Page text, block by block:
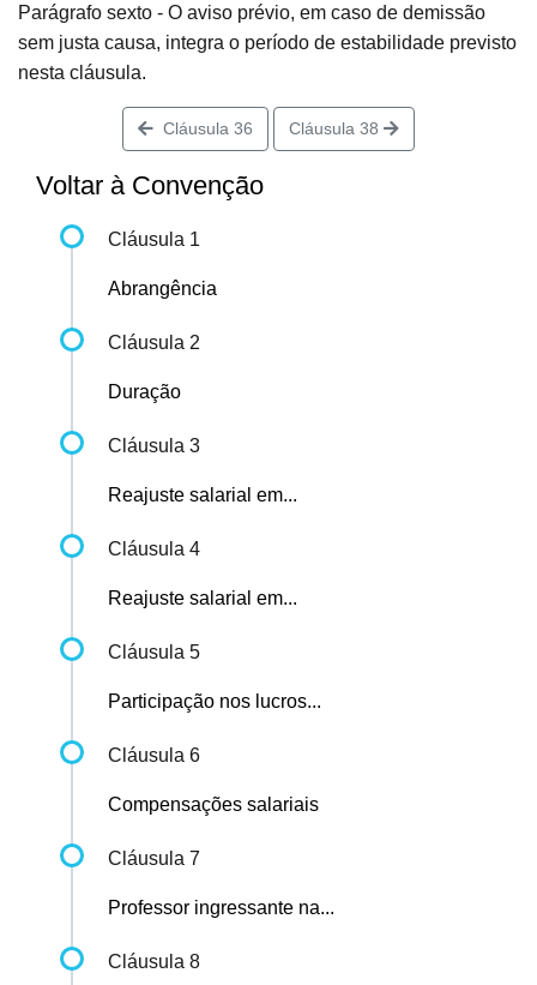
Parágrafo sexto - O aviso prévio, em caso de demissão
sem justa causa, integra o período de estabilidade previsto
nesta cláusula.
Cláusula 36 Cláusula 38
Voltar à Convenção
Cláusula 1
Abrangência
Cláusula 2
Duração
Cláusula 3
Reajuste salarial em...
Cláusula 4
Reajuste salarial em...
Cláusula 5
Participação nos lucros...
Cláusula 6
Compensações salariais
Cláusula 7
Professor ingressante na...
Cláusula 8